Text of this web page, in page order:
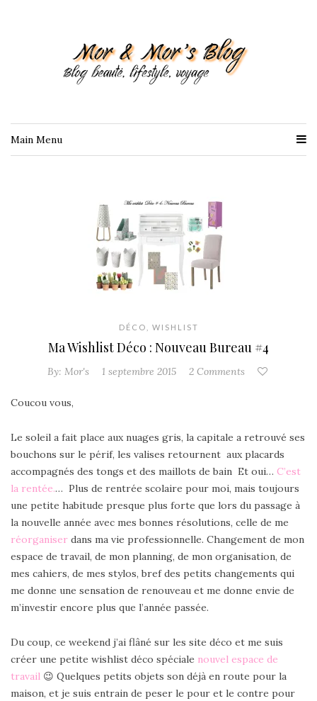
Main Menu
DÉCO WISHLIST
Ma Wishlist Déco : Nouveau Bureau #4
By: Mor's 1 septembre 2015 2 Comments
Coucou vous,
Le soleil a fait place aux nuages gris, la capitale a retrouvé ses
bouchons sur le périf, les valises retournent aux placards
accompagnés des tongs et des maillots de bain Et oui… C’est
la rentée.… Plus de rentrée scolaire pour moi, mais toujours
une petite habitude presque plus forte que lors du passage à
la nouvelle année avec mes bonnes résolutions, celle de me
réorganiser dans ma vie professionnelle. Changement de mon
espace de travail, de mon planning, de mon organisation, de
mes cahiers, de mes stylos, bref des petits changements qui
me donne une sensation de renouveau et me donne envie de
m’investir encore plus que l’année passée.
Du coup, ce weekend j’ai flâné sur les site déco et me suis
créer une petite wishlist déco spéciale nouvel espace de
travail 😉 Quelques petits objets son déjà en route pour la
maison, et je suis entrain de peser le pour et le contre pour